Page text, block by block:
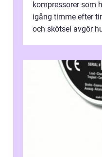
kompressorer som
igång timme efter
och skötsel avgör